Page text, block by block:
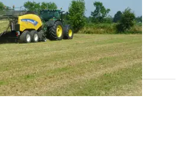
du foin
récoltés humides, ils sont
à l’échauffement...